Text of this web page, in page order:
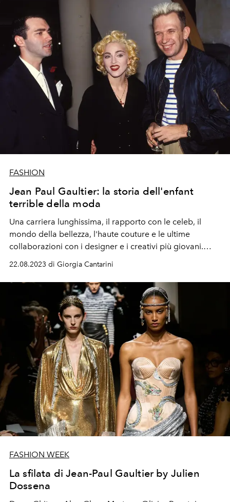
di un’idea di lusso flamboyant, in bilico fra tradizione e
contemporaneo avanguardista.
FASHION
Jean Paul Gaultier: la storia dell'enfant
terrible della moda
Una carriera lunghissima, il rapporto con le celeb, il
mondo della bellezza, l'haute couture e le ultime
collaborazioni con i designer e i creativi più giovani.
Difficile condensare la storia di un designer così
prolifico e iconico, ci abbiamo provato.
22.08.2023 di Giorgia Cantarini
FASHION WEEK
La sfilata di Jean-Paul Gaultier by Julien
Dossena